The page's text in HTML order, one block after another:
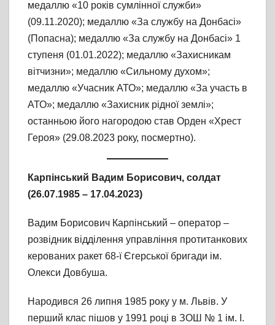
медаллю «10 років сумлінної служби»
(09.11.2020); медаллю «За службу на Донбасі»
(Попасна); медаллю «За службу на Донбасі» 1
ступеня (01.01.2022); медаллю «Захисникам
вітчизни»; медаллю «Сильному духом»;
медаллю «Учасник АТО»; медаллю «За участь в
АТО»; медаллю «Захисник рідної землі»;
останньою його нагородою став Орден «Хрест
Героя» (29.08.2023 року, посмертно).
Карпінський Вадим Борисович, солдат
(26.07.1985 – 17.04.2023)
Вадим Борисович Карпінський – оператор –
розвідник відділення управління протитанкових
керованих ракет 68-ї Єгерської бригади ім.
Олекси Довбуша.
Народився 26 липня 1985 року у м. Львів. У
перший клас пішов у 1991 році в ЗОШ № 1 ім. І.